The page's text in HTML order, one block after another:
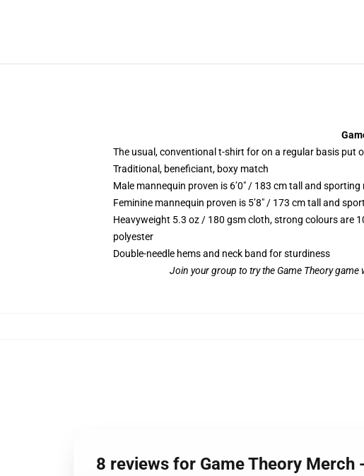
The usual, conventional t-shirt for on a regular basis put
Traditional, beneficiant, boxy match
Male mannequin proven is 6’0″ / 183 cm tall and
Feminine mannequin proven is 5’8″ / 173 cm tall and
Heavyweight 5.3 oz / 180 gsm cloth, strong colours are
polyester
Double-needle hems and neck band for sturdiness
Join your group to try the Game Theory
8 reviews for Game Theory Merch